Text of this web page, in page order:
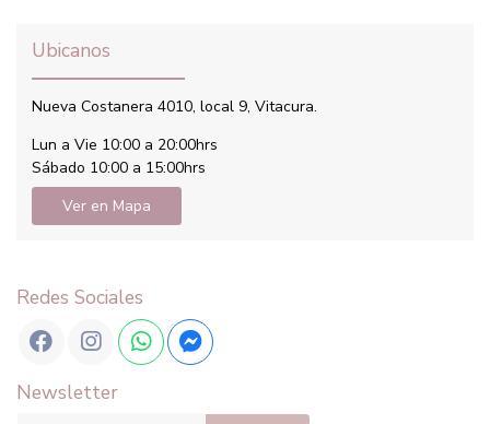
Ubicanos
Nueva Costanera 4010, local 9, Vitacura.
Lun a Vie 10:00 a 20:00hrs
Sábado 10:00 a 15:00hrs
Ver en Mapa
Redes Sociales
Newsletter